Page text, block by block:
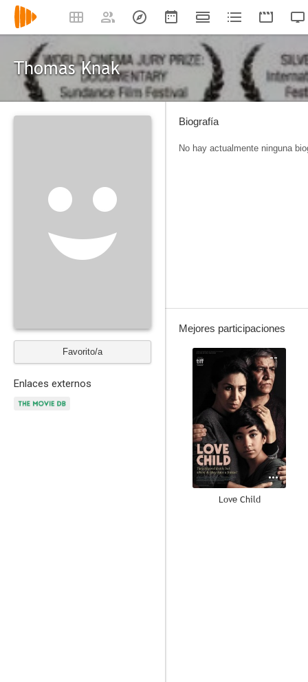
Thomas Knak
Favorito/a
Enlaces externos
Biografía
No hay actualmente ninguna
Mejores participaciones
--
Love Child